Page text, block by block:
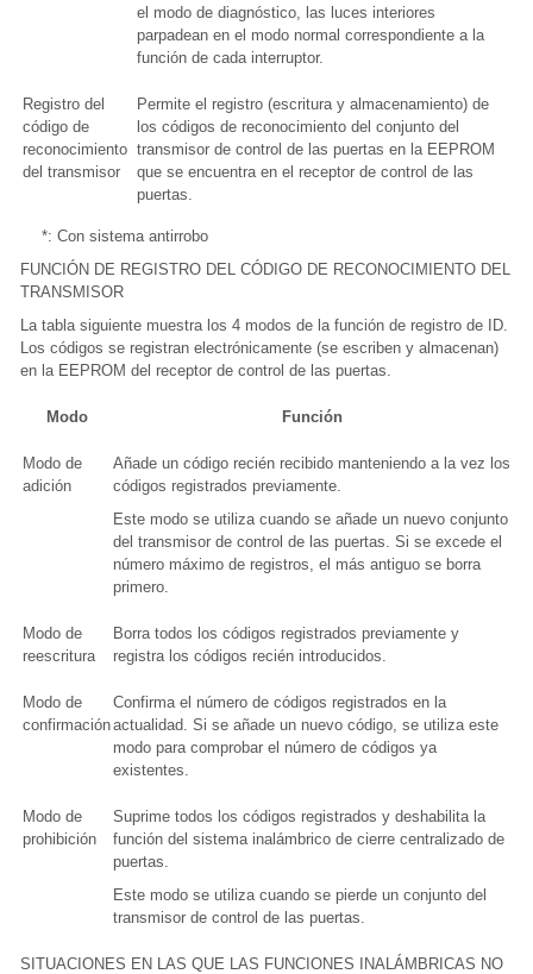
el modo de diagnóstico, las luces interiores
parpadean en el modo normal correspondiente a la
función de cada interruptor.
Registro del
código de
reconocimiento
del transmisor
Permite el registro (escritura y almacenamiento) de
los códigos de reconocimiento del conjunto del
transmisor de control de las puertas en la EEPROM
que se encuentra en el receptor de control de las
puertas.
*: Con sistema antirrobo
FUNCIÓN DE REGISTRO DEL CÓDIGO DE RECONOCIMIENTO DEL
TRANSMISOR
La tabla siguiente muestra los 4 modos de la función de registro de ID.
Los códigos se registran electrónicamente (se escriben y almacenan)
en la EEPROM del receptor de control de las puertas.
Modo Función
Modo de
adición
Añade un código recién recibido manteniendo a la vez los
códigos registrados previamente.
Este modo se utiliza cuando se añade un nuevo conjunto
del transmisor de control de las puertas. Si se excede el
número máximo de registros, el más antiguo se borra
primero.
Modo de
reescritura
Borra todos los códigos registrados previamente y
registra los códigos recién introducidos.
Modo de
confirmación
Confirma el número de códigos registrados en la
actualidad. Si se añade un nuevo código, se utiliza este
modo para comprobar el número de códigos ya
existentes.
Modo de
prohibición
Suprime todos los códigos registrados y deshabilita la
función del sistema inalámbrico de cierre centralizado de
puertas.
Este modo se utiliza cuando se pierde un conjunto del
transmisor de control de las puertas.
SITUACIONES EN LAS QUE LAS FUNCIONES INALÁMBRICAS NO